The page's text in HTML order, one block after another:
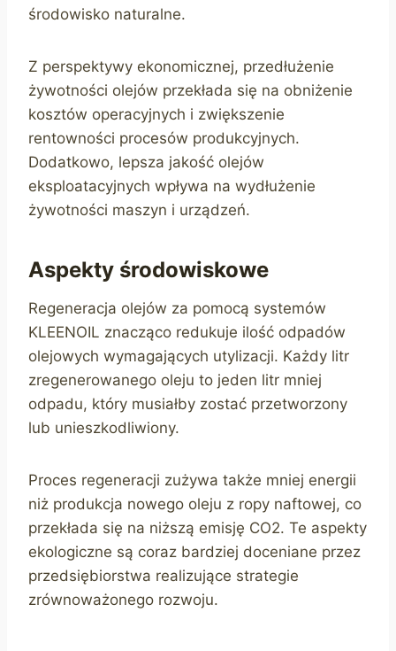
środowisko naturalne.
Z perspektywy ekonomicznej, przedłużenie
żywotności olejów przekłada się na obniżenie
kosztów operacyjnych i zwiększenie
rentowności procesów produkcyjnych.
Dodatkowo, lepsza jakość olejów
eksploatacyjnych wpływa na wydłużenie
żywotności maszyn i urządzeń.
Aspekty środowiskowe
Regeneracja olejów za pomocą systemów
KLEENOIL znacząco redukuje ilość odpadów
olejowych wymagających utylizacji. Każdy litr
zregenerowanego oleju to jeden litr mniej
odpadu, który musiałby zostać przetworzony
lub unieszkodliwiony.
Proces regeneracji zużywa także mniej energii
niż produkcja nowego oleju z ropy naftowej, co
przekłada się na niższą emisję CO2. Te aspekty
ekologiczne są coraz bardziej doceniane przez
przedsiębiorstwa realizujące strategie
zrównoważonego rozwoju.